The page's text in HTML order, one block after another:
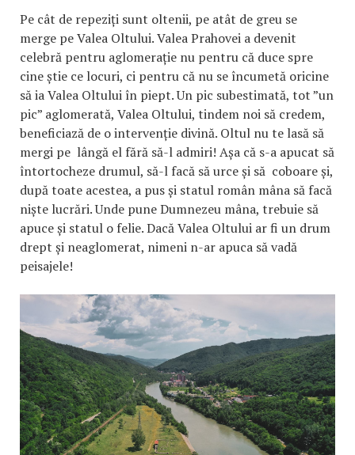
Pe cât de repeziți sunt oltenii, pe atât de greu se
merge pe Valea Oltului. Valea Prahovei a devenit
celebră pentru aglomerație nu pentru că duce spre
cine știe ce locuri, ci pentru că nu se încumetă oricine
să ia Valea Oltului în piept. Un pic subestimată, tot ”un
pic” aglomerată, Valea Oltului, tindem noi să credem,
beneficiază de o intervenție divină. Oltul nu te lasă să
mergi pe lângă el fără să-l admiri! Așa că s-a apucat să
întortocheze drumul, să-l facă să urce și să coboare și,
după toate acestea, a pus și statul român mâna să facă
niște lucrări. Unde pune Dumnezeu mâna, trebuie să
apuce și statul o felie. Dacă Valea Oltului ar fi un drum
drept și neaglomerat, nimeni n-ar apuca să vadă
peisajele!